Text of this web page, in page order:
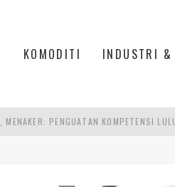
KOMODITI INDUSTRI &
SULTAN MAHMUD BADARUDDIN
MANADO